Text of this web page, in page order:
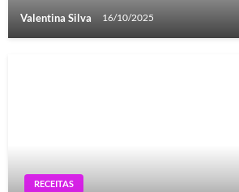
Valentina Silva 16/10/2025
RECEITAS